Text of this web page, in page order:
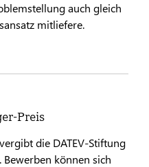
auch gleich
mitliefere.
Preis
die DATEV-Stiftung
können sich